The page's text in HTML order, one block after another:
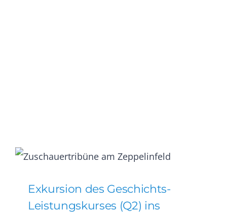
Exkursion des Geschichts-
Leistungskurses (Q2) ins